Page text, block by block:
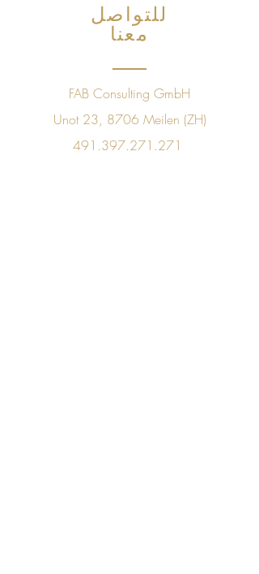
للتواصل
معنا
FAB Consulting GmbH
Unot 23, 8706 Meilen (ZH)
491.397.271.271